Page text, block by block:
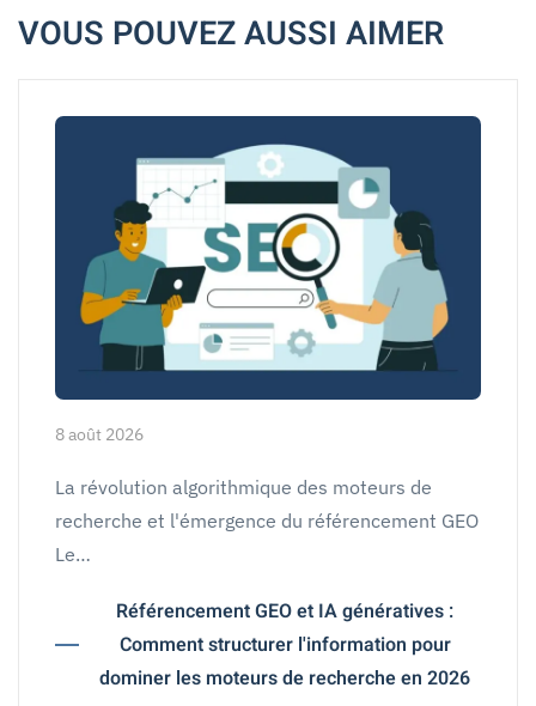
VOUS POUVEZ AUSSI AIMER
8 août 2026
La révolution algorithmique des moteurs de
recherche et l'émergence du référencement GEO
Le…
Référencement GEO et IA génératives :
Comment structurer l'information pour
dominer les moteurs de recherche en 2026